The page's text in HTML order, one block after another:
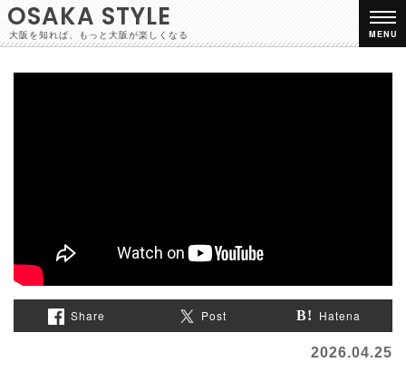
OSAKA STYLE
大阪を知れば、もっと大阪が楽しくなる MENU
Share Post Hatena
2026.04.25